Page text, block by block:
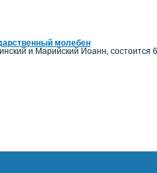
молебен
и Марийский Иоанн, состоится